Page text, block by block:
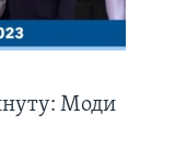
Моди